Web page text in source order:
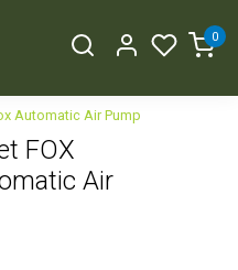
0
Automatic Air Pump
FOX
Air